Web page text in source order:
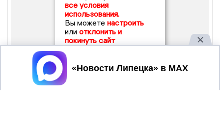
все условия
использования.
Вы можете настроить
или отклонить и
покинуть сайт
Принять